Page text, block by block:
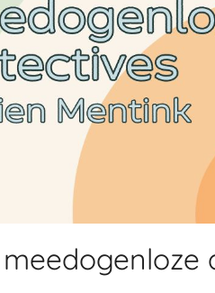
meedogenloze